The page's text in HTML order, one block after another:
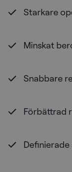
Starkare
Minskat
Snabbare
Förbättrad